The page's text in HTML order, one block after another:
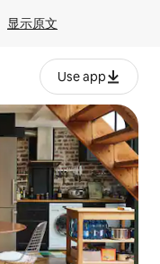
显示原文
Use app